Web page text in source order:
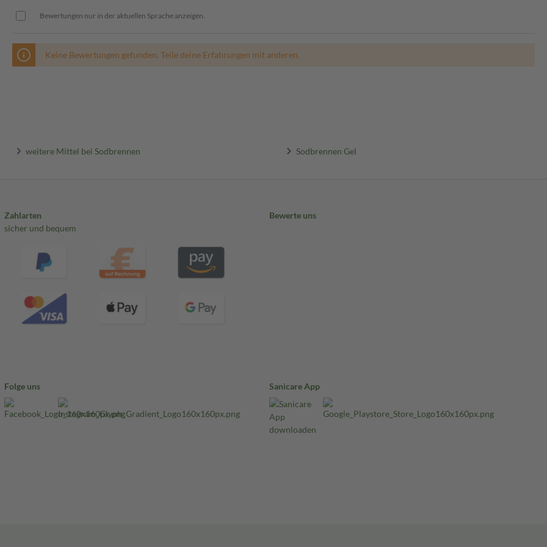
Bewertungen nur in der aktuellen Sprache anzeigen.
Keine Bewertungen gefunden. Teile deine Erfahrungen mit anderen.
weitere Mittel bei Sodbrennen Sodbrennen Gel
Zahlarten
sicher und bequem
Bewerte uns
Folge uns Sanicare App